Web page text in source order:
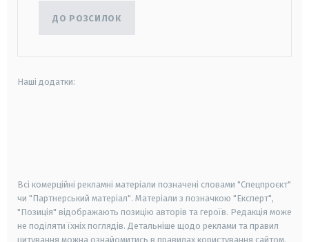
ДО РОЗСИЛОК
Наші додатки:
Всі комерційні рекламні матеріали позначені словами "Спецпроєкт"
чи "Партнерський матеріал". Матеріали з позначкою "Експерт",
"Позиція" відображають позицію авторів та героїв. Редакція може
не поділяти їхніх поглядів. Детальніше щодо реклами та правил
цитування можна ознайомитись в правилах користування сайтом.